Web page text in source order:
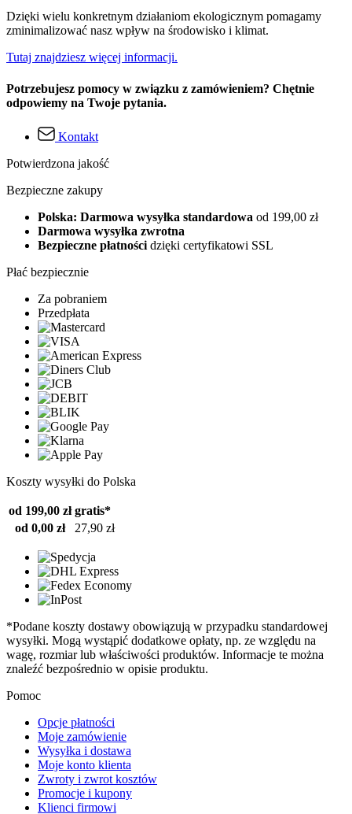
Dzięki wielu konkretnym działaniom ekologicznym pomagamy
zminimalizować nasz wpływ na środowisko i klimat.
Tutaj znajdziesz więcej informacji.
Potrzebujesz pomocy w związku z zamówieniem? Chętnie
odpowiemy na Twoje pytania.
Kontakt
Potwierdzona jakość
Bezpieczne zakupy
Polska: Darmowa wysyłka standardowa od 199,00 zł
Darmowa wysyłka zwrotna
Bezpieczne płatności dzięki certyfikatowi SSL
Płać bezpiecznie
Za pobraniem
Przedpłata
Koszty wysyłki do Polska
od 199,00 zł gratis*
od 0,00 zł
27,90 zł
*Podane koszty dostawy obowiązują w przypadku standardowej
wysyłki. Mogą wystąpić dodatkowe opłaty, np. ze względu na
wagę, rozmiar lub właściwości produktów. Informacje te można
znaleźć bezpośrednio w opisie produktu.
Pomoc
Opcje płatności
Moje zamówienie
Wysyłka i dostawa
Moje konto klienta
Zwroty i zwrot kosztów
Promocje i kupony
Klienci firmowi